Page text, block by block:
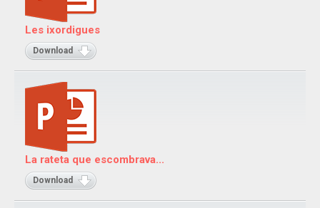
Les ixordigues
Download
La rateta que escombrava...
Download